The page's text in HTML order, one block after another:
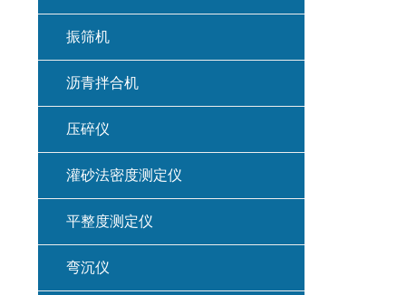
振筛机
沥青拌合机
压碎仪
灌砂法密度测定仪
平整度测定仪
弯沉仪